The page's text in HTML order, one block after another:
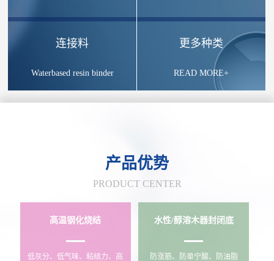
连接料
Waterbased resin binder
更多种类
READ MORE+
产品优势
PRODUCT CENTER
高温钢化烧结
低灰分、低气味、粘结力、高
水性/醇溶木器封闭底
防涨筋、防单宁酸、防油脂